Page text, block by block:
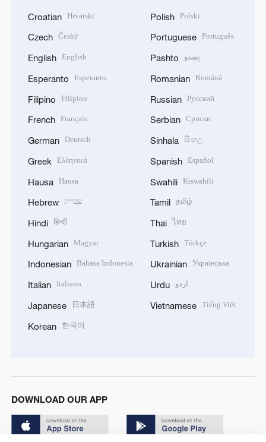
Croatian Hrvatski
Czech Český
English English
Esperanto Esperanto
Filipino Filipino
French Français
German Deutsch
Greek Ελληνικά
Hausa Hausa
Hebrew עברית
Hindi हिन्दी
Hungarian Magyar
Indonesian Bahasa Indonesia
Italian Italiano
Japanese 日本語
Korean 한국어
Polish Polski
Portuguese Português
Pashto پښتو
Romanian Română
Russian Русский
Serbian Српски
Sinhala සිංහල
Spanish Español
Swahili Kiswahili
Tamil தமிழ்
Thai ไทย
Turkish Türkçe
Ukrainian Українська
Urdu اردو
Vietnamese Tiếng Việt
DOWNLOAD OUR APP